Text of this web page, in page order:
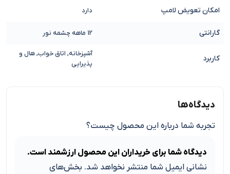
امکان تعویض لامپ دارد
گارانتی 12 ماهه چشمه نور
کاربرد
آشپزخانه, اتاق خواب, هال و
پذیرایی
دیدگاه‌ها
تجربه شما درباره این محصول چیست؟
دیدگاه شما برای خریداران این محصول ارزشمند است.
نشانی ایمیل شما منتشر نخواهد شد. بخش‌های